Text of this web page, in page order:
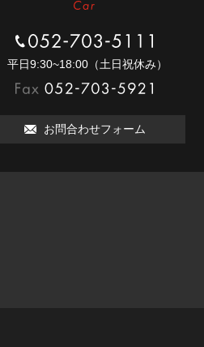
052-703-5111
平⽇9:30~18:00（⼟⽇祝休み）
お問合わせフォーム